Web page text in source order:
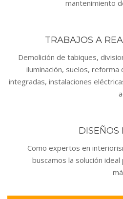
mantenimiento
TRABAJOS A
Demolición de tabiques,
iluminación, suelos, reforma
integradas, instalaciones
DISEÑOS
Como expertos en
buscamos la solución